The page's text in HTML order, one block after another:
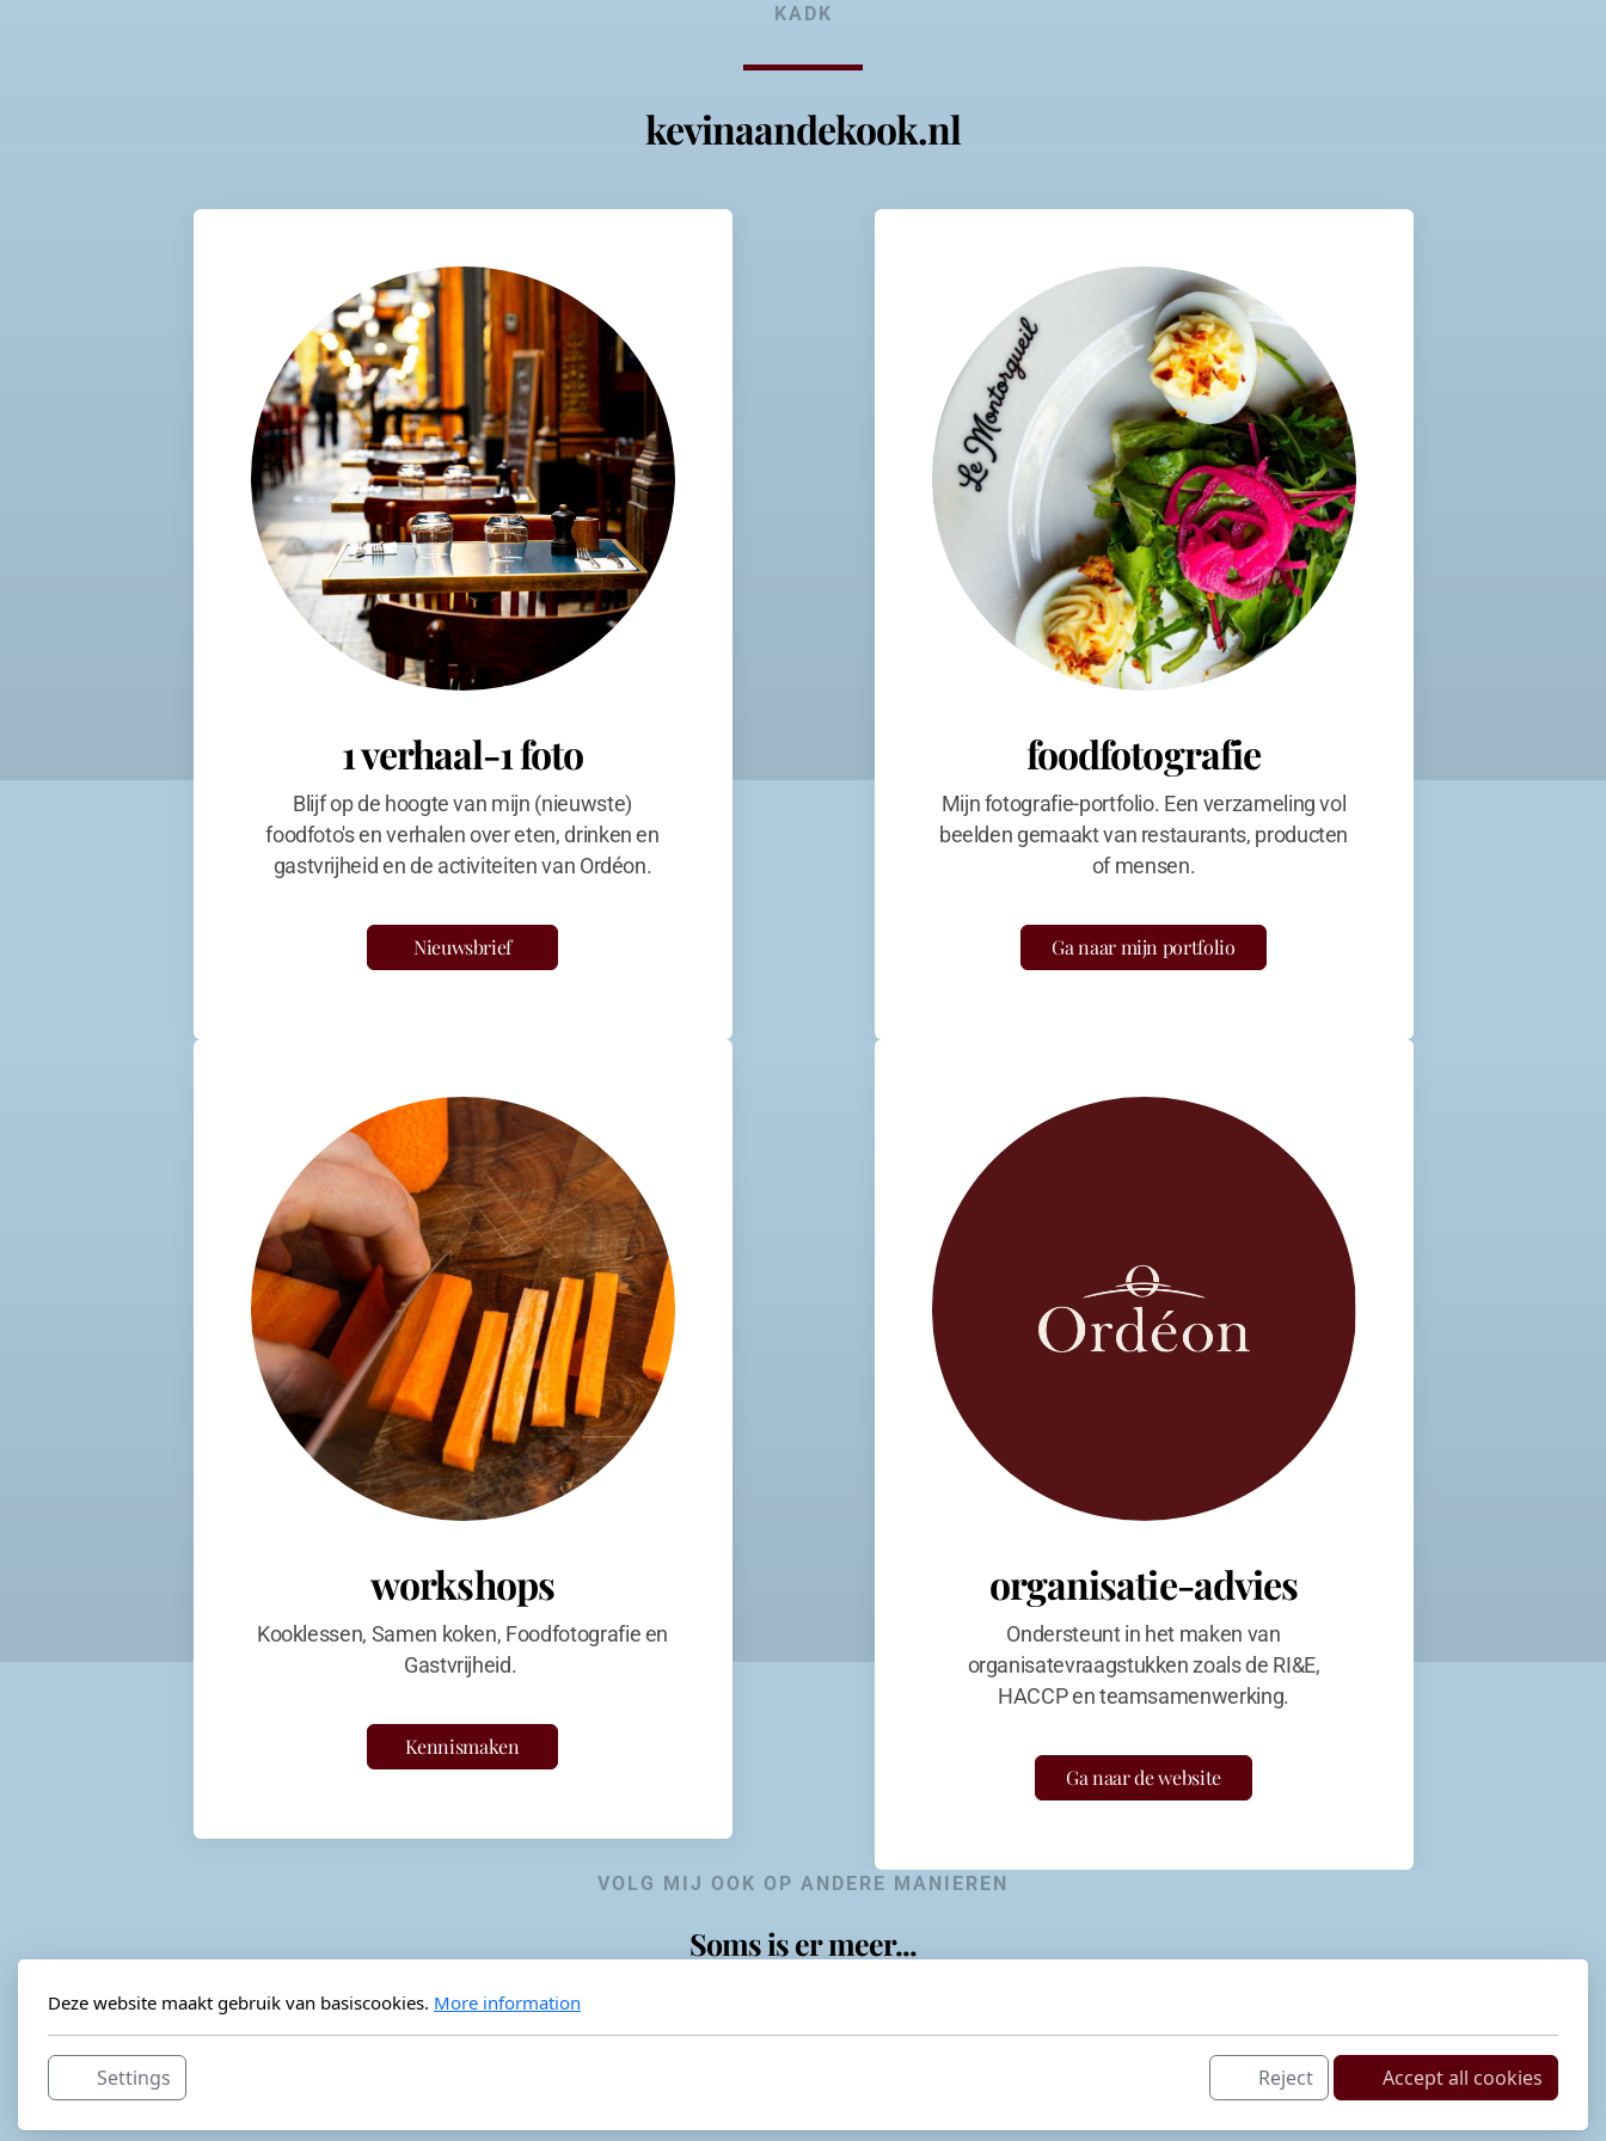
KADK
kevinaandekook.nl
1 verhaal-1 foto
Blijf op de hoogte van mijn (nieuwste)
foodfoto's en verhalen over eten, drinken en
gastvrijheid en de activiteiten van Ordéon.
Nieuwsbrief
foodfotografie
Mijn fotografie-portfolio. Een verzameling vol
beelden gemaakt van restaurants, producten
of mensen.
Ga naar mijn portfolio
workshops
Kooklessen, Samen koken, Foodfotografie en
Gastvrijheid.
Kennismaken
organisatie-advies
Ondersteunt in het maken van
organisatevraagstukken zoals de RI&E,
HACCP en teamsamenwerking.
Ga naar de website
VOLG MIJ OOK OP ANDERE MANIEREN
Soms is er meer...
Deze website maakt gebruik van basiscookies. More information
Settings Reject Accept all cookies